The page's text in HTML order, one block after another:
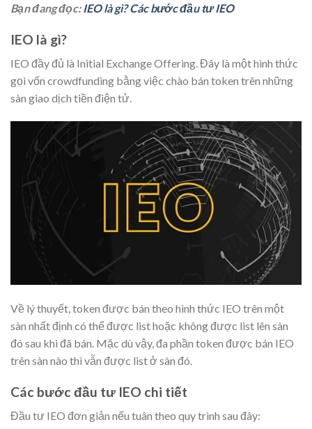
Bạn đang đọc: IEO là gì? Các bước đầu tư IEO
IEO là gì?
IEO đầy đủ là Initial Exchange Offering. Đây là một hình thức
gọi vốn crowdfunding bằng việc chào bán token trên những
sàn giao dịch tiền điện tử.
Về lý thuyết, token được bán theo hình thức IEO trên một
sàn nhất định có thể được list hoặc không được list lên sàn
đó sau khi đã bán. Mặc dù vậy, đa phần token được bán IEO
trên sàn nào thì vẫn được list ở sàn đó.
Các bước đầu tư IEO chi tiết
Đầu tư IEO đơn giản nếu tuân theo quy trình sau đây: